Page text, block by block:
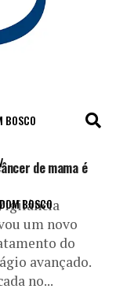
BOSCO
BOSCO
de mama é
um novo
do
avançado.
no...